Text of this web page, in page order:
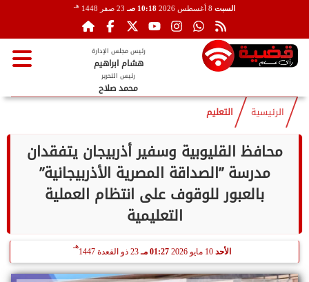
السبت 10:18 صـ 23 صفر 1448 هـ
رئيس مجلس الإدارة
هشام ابراهيم
رئيس التحرير
محمد صلاح
الرئيسية التعليم
محافظ القليوبية وسفير أذربيجان يتفقدان
مدرسة ”الصداقة المصرية الأذربيجانية”
بالعبور للوقوف على انتظام العملية
التعليمية
الأحد 10 مايو 2026 01:27 مـ 23 ذو القعدة 1447
هـ